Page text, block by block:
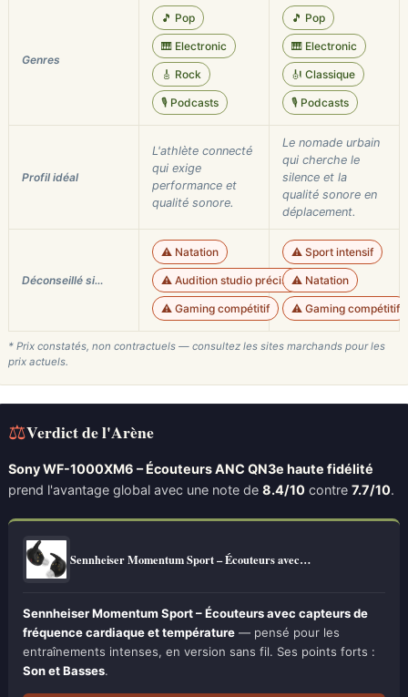
Genres
🎵 Pop
🎹 Electronic
🎸 Rock
🎙️ Podcasts
🎵 Pop
🎹 Electronic
🎻 Classique
🎙️ Podcasts
Profil idéal
L'athlète connecté
qui exige
performance et
qualité sonore.
Le nomade urbain
qui cherche le
silence et la
qualité sonore en
déplacement.
Déconseillé si…
⚠️ Natation
⚠️ Audition studio précise
⚠️ Gaming compétitif
⚠️ Sport intensif
⚠️ Natation
⚠️ Gaming compétitif
* Prix constatés, non contractuels — consultez les sites marchands pour les
prix actuels.
⚖Verdict de l'Arène
Sony WF-1000XM6 – Écouteurs ANC QN3e haute fidélité
prend l'avantage global avec une note de 8.4/10 contre 7.7/10.
Sennheiser Momentum Sport – Écouteurs avec…
Sennheiser Momentum Sport – Écouteurs avec capteurs de
fréquence cardiaque et température — pensé pour les
entraînements intenses, en version sans fil. Ses points forts :
Son et Basses.